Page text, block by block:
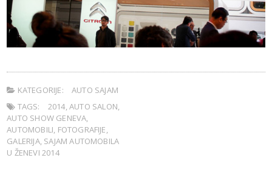
KATEGORIJE:
AUTO SAJAM
TAGS:
2014, AUTO SALON
AUTO SHOW GENEVA
AUTOMOBILI FOTOGRAFIJE
GALERIJA, SAJAM AUTOMOBILA
U ŽENEVI 2014